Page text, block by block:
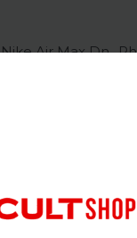
NikeAir Max Dn
логата Swoosh и